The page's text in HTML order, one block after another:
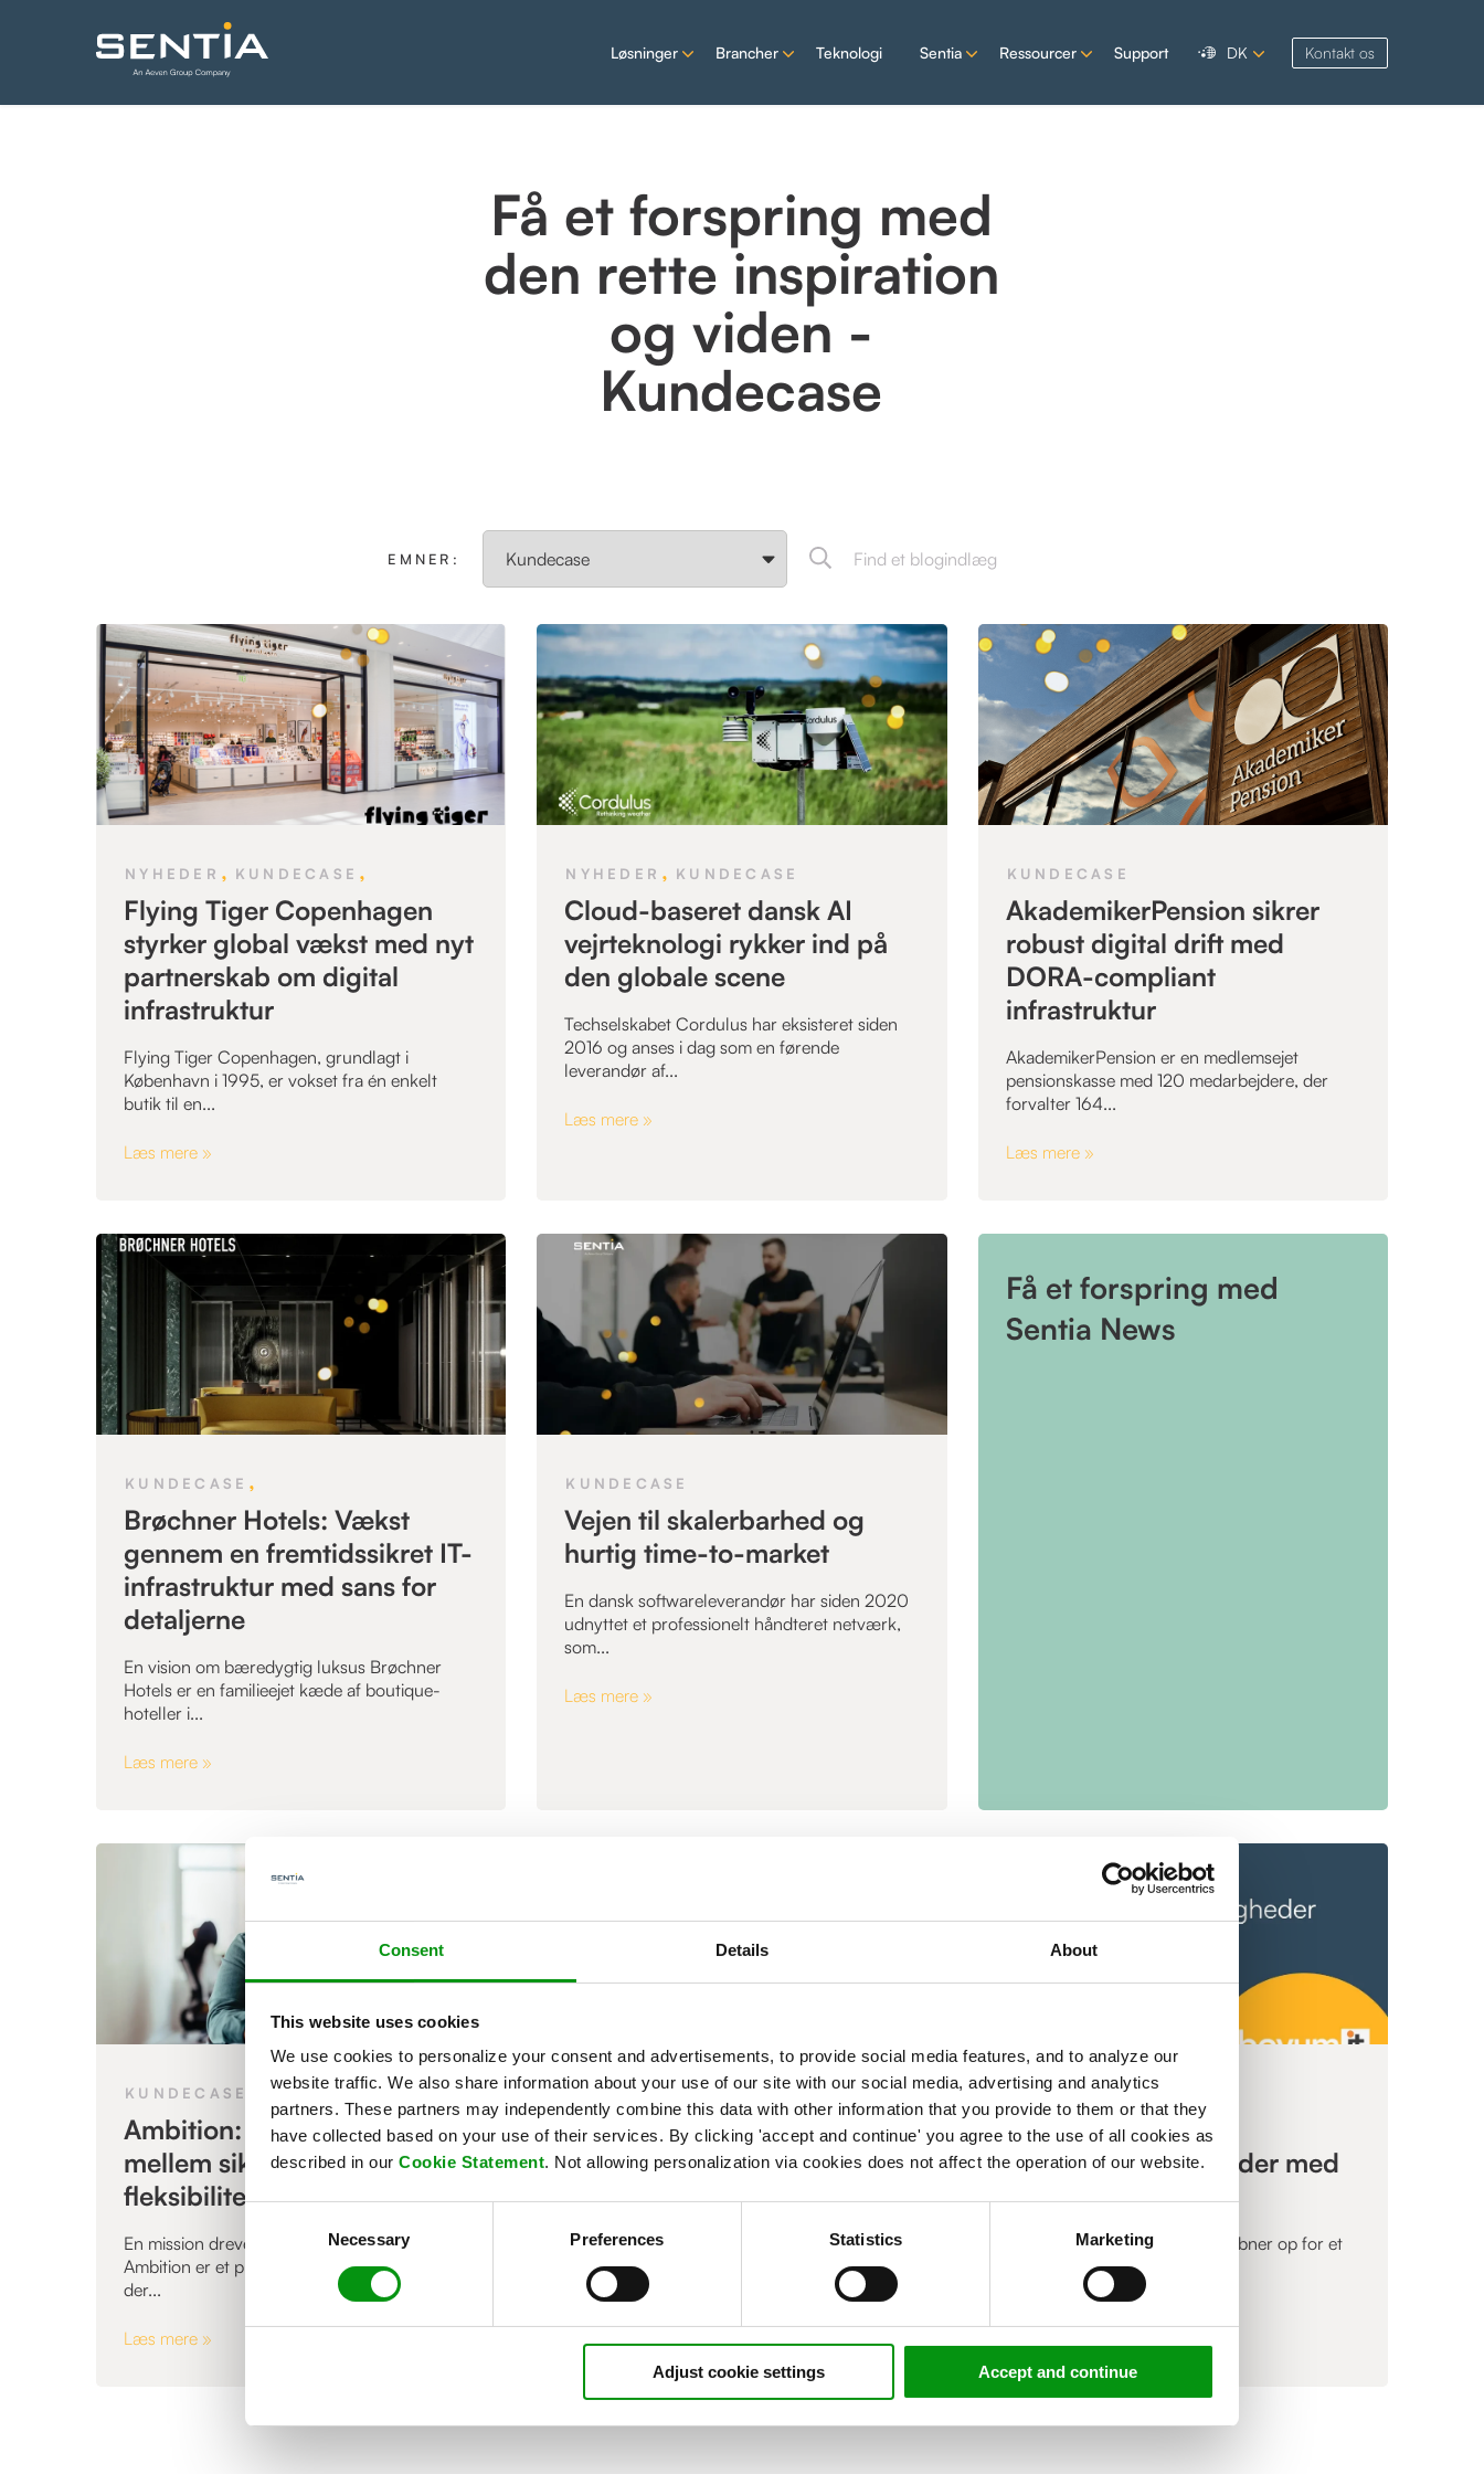
Consent Details About
This website uses cookies
We use cookies to personalize your consent and advertisements, to provide social media features, and to analyze our
website traffic. We also share information about your use of our site with our social media, advertising and analytics
partners. These partners may independently combine this data with other information that you provide to them or that they
have collected based on your use of their services. By clicking 'accept and continue' you agree to the use of all cookies as
described in our Cookie Statement. Not allowing personalization via cookies does not affect the operation of our website.
Selection
Necessary Preferences Statistics Marketing
Adjust cookie settings Accept and continue
Løsninger Brancher Teknologi Sentia Ressourcer Support DK Kontakt os
Få et forspring med
den rette inspiration
og viden -
Kundecase
EMNER:
NYHEDER , KUNDECASE ,
Flying Tiger Copenhagen
styrker global vækst med nyt
partnerskab om digital
infrastruktur
Flying Tiger Copenhagen, grundlagt i
København i 1995, er vokset fra én enkelt
butik til en...
Læs mere »
NYHEDER , KUNDECASE
Cloud-baseret dansk AI
vejrteknologi rykker ind på
den globale scene
Techselskabet Cordulus har eksisteret siden
2016 og anses i dag som en førende
leverandør af...
Læs mere »
KUNDECASE
AkademikerPension sikrer
robust digital drift med
DORA-compliant
infrastruktur
AkademikerPension er en medlemsejet
pensionskasse med 120 medarbejdere, der
forvalter 164...
Læs mere »
KUNDECASE ,
Brøchner Hotels: Vækst
gennem en fremtidssikret IT-
infrastruktur med sans for
detaljerne
En vision om bæredygtig luksus Brøchner
Hotels er en familieejet kæde af boutique-
hoteller i...
Læs mere »
KUNDECASE
Vejen til skalerbarhed og
hurtig time-to-market
En dansk softwareleverandør har siden 2020
udnyttet et professionelt håndteret netværk,
som...
Læs mere »
Få et forspring med
Sentia News
KUNDECASE
Ambition: Den rette balance
mellem sikkerhed og
fleksibilitet
En mission drevet af data og innovation
Ambition er et prisvindende digitalt bureau,
der...
Læs mere »
KUNDECASE
QualiWare: Et strategisk
cloud-partnerskab
om en public cloud-løsning. Der er tale om
Læs mere »
KUNDECASE,
Boyum IT: Nye
forretningsmuligheder med
Azure
En moderne Azure arkitektur åbner op for et
nyt marked